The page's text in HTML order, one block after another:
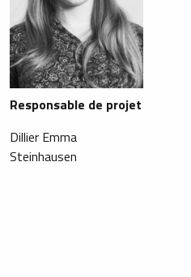
Responsable de projet
Dillier Emma
Steinhausen